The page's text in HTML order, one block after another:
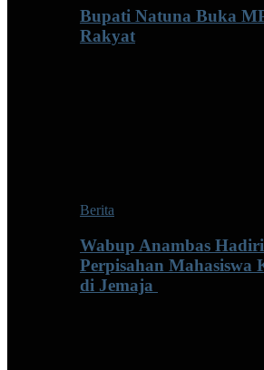
Bupati Natuna Buka
Rakyat
Berita
Wabup Anambas
Perpisahan
di Jemaja ‎